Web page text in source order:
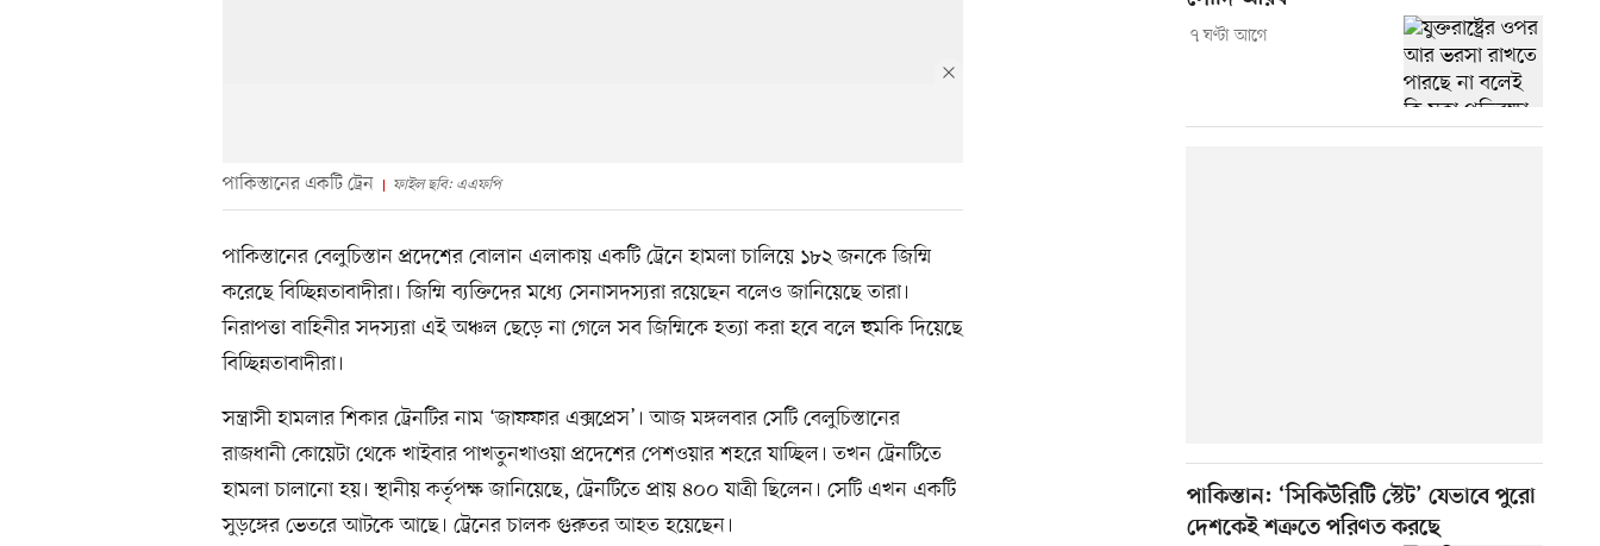
পাকিস্তানের একটি ট্রেন ফাইল ছবি: এএফপি
পাকিস্তানের বেলুচিস্তান প্রদেশের বোলান এলাকায় একটি ট্রেনে হামলা চালিয়ে ১৮২ জনকে জিম্মি
করেছে বিচ্ছিন্নতাবাদীরা। জিম্মি ব্যক্তিদের মধ্যে সেনাসদস্যরা রয়েছেন বলেও জানিয়েছে তারা।
নিরাপত্তা বাহিনীর সদস্যরা এই অঞ্চল ছেড়ে না গেলে সব জিম্মিকে হত্যা করা হবে বলে হুমকি দিয়েছে
বিচ্ছিন্নতাবাদীরা।
সন্ত্রাসী হামলার শিকার ট্রেনটির নাম ‘জাফফার এক্সপ্রেস’। আজ মঙ্গলবার সেটি বেলুচিস্তানের
রাজধানী কোয়েটা থেকে খাইবার পাখতুনখাওয়া প্রদেশের পেশওয়ার শহরে যাচ্ছিল। তখন ট্রেনটিতে
হামলা চালানো হয়। স্থানীয় কর্তৃপক্ষ জানিয়েছে, ট্রেনটিতে প্রায় ৪০০ যাত্রী ছিলেন। সেটি এখন একটি
সুড়ঙ্গের ভেতরে আটকে আছে। ট্রেনের চালক গুরুতর আহত হয়েছেন।
৭ ঘণ্টা আগে
পাকিস্তান: ‘সিকিউরিটি স্টেট’ যেভাবে পুরো
দেশকেই শত্রুতে পরিণত করছে